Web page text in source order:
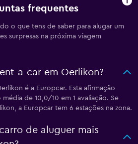
frequentes
o que tens de saber para alugar um
surpresas na próxima viagem
a-car em Oerlikon?
é a Europcar. Esta afirmação
média de 10,0/10 em 1 avaliação. Se
a Europcar tem 6 estações na zona.
de aluguer mais